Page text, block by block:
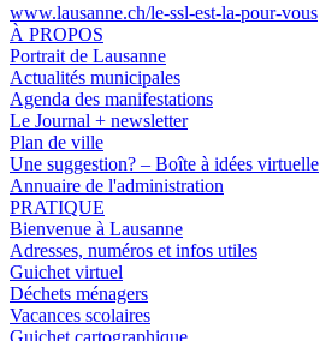
www.lausanne.ch/le-ssl-est-la-pour-vous
À PROPOS
Portrait de Lausanne
Actualités municipales
Agenda des manifestations
Le Journal + newsletter
Plan de ville
Une suggestion? – Boîte à idées virtuelle
Annuaire de l'administration
PRATIQUE
Bienvenue à Lausanne
Adresses, numéros et infos utiles
Guichet virtuel
Déchets ménagers
Vacances scolaires
Guichet cartographique